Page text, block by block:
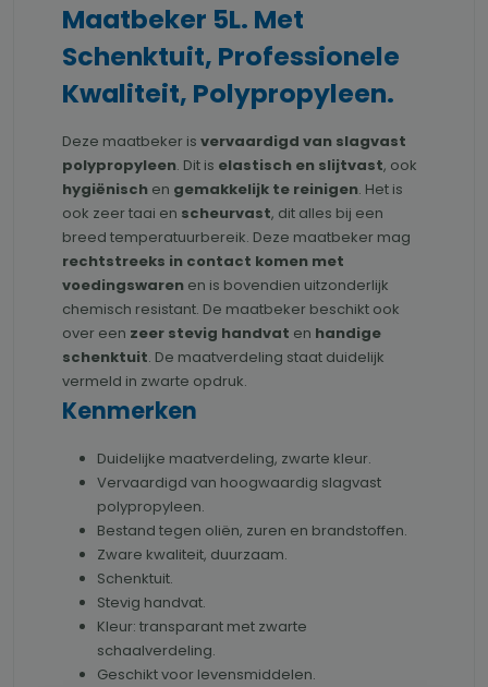
Maatbeker 5L. Met
Schenktuit, Professionele
Kwaliteit, Polypropyleen.
Deze maatbeker is vervaardigd van slagvast
polypropyleen. Dit is elastisch en slijtvast, ook
hygiënisch en gemakkelijk te reinigen. Het is
ook zeer taai en scheurvast, dit alles bij een
breed temperatuurbereik. Deze maatbeker mag
rechtstreeks in contact komen met
voedingswaren en is bovendien uitzonderlijk
chemisch resistant. De maatbeker beschikt ook
over een zeer stevig handvat en handige
schenktuit. De maatverdeling staat duidelijk
vermeld in zwarte opdruk.
Kenmerken
Duidelijke maatverdeling, zwarte kleur.
Vervaardigd van hoogwaardig slagvast
polypropyleen.
Bestand tegen oliën, zuren en brandstoffen.
Zware kwaliteit, duurzaam.
Schenktuit.
Stevig handvat.
Kleur: transparant met zwarte
schaalverdeling.
Geschikt voor levensmiddelen.